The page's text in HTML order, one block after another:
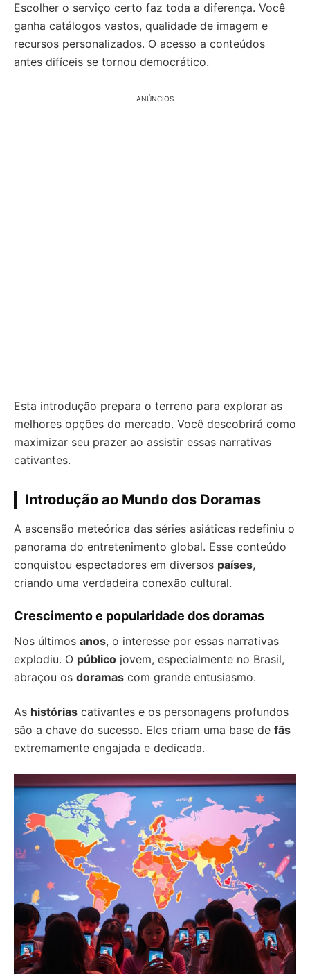
Escolher o serviço certo faz toda a diferença. Você
ganha catálogos vastos, qualidade de imagem e
recursos personalizados. O acesso a conteúdos
antes difíceis se tornou democrático.
ANÚNCIOS
Esta introdução prepara o terreno para explorar as
melhores opções do mercado. Você descobrirá como
maximizar seu prazer ao assistir essas narrativas
cativantes.
Introdução ao Mundo dos Doramas
A ascensão meteórica das séries asiáticas redefiniu o
panorama do entretenimento global. Esse conteúdo
conquistou espectadores em diversos países,
criando uma verdadeira conexão cultural.
Crescimento e popularidade dos doramas
Nos últimos anos, o interesse por essas narrativas
explodiu. O público jovem, especialmente no Brasil,
abraçou os doramas com grande entusiasmo.
As histórias cativantes e os personagens profundos
são a chave do sucesso. Eles criam uma base de fãs
extremamente engajada e dedicada.